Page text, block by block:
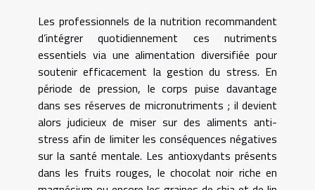
Les professionnels de la nutrition recommandent
d’intégrer quotidiennement ces nutriments
essentiels via une alimentation diversifiée pour
soutenir efficacement la gestion du stress. En
période de pression, le corps puise davantage
dans ses réserves de micronutriments ; il devient
alors judicieux de miser sur des aliments anti-
stress afin de limiter les conséquences négatives
sur la santé mentale. Les antioxydants présents
dans les fruits rouges, le chocolat noir riche en